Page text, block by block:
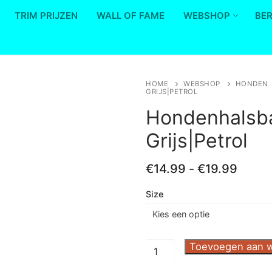
TRIM PRIJZEN WALL OF FAME WEBSHOP
HOME WEBSHOP HONDEN
GRIJS|PETROL
Grijs|Petrol
€14.99 - €19.99
Size
HondenhalsbandToevoegen aan